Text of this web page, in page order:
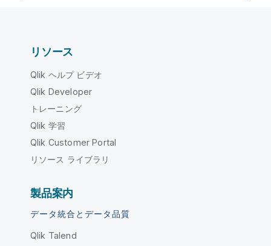
リソース
Qlik ヘルプ ビデオ
Qlik Developer
トレーニング
Qlik 学習
Qlik Customer Portal
リソース ライブラリ
製品案内
データ統合とデータ品質
Qlik Talend